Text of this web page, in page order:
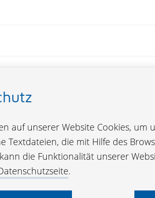
ZUM NEWSLETTER ANMELDEN
auf unserer Website Cookies,
Textdateien, die mit Hilfe des
die Funktionalität unserer
.